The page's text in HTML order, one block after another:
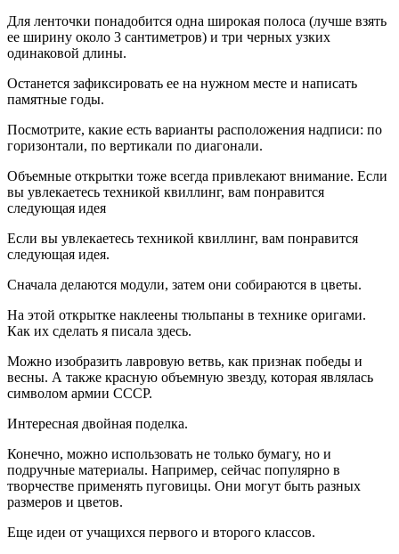
Для ленточки понадобится одна широкая полоса (лучше взять
ее ширину около 3 сантиметров) и три черных узких
одинаковой длины.
Останется зафиксировать ее на нужном месте и написать
памятные годы.
Посмотрите, какие есть варианты расположения надписи: по
горизонтали, по вертикали по диагонали.
Объемные открытки тоже всегда привлекают внимание. Если
вы увлекаетесь техникой квиллинг, вам понравится
следующая идея
Если вы увлекаетесь техникой квиллинг, вам понравится
следующая идея.
Сначала делаются модули, затем они собираются в цветы.
На этой открытке наклеены тюльпаны в технике оригами.
Как их сделать я писала здесь.
Можно изобразить лавровую ветвь, как признак победы и
весны. А также красную объемную звезду, которая являлась
символом армии СССР.
Интересная двойная поделка.
Конечно, можно использовать не только бумагу, но и
подручные материалы. Например, сейчас популярно в
творчестве применять пуговицы. Они могут быть разных
размеров и цветов.
Еще идеи от учащихся первого и второго классов.